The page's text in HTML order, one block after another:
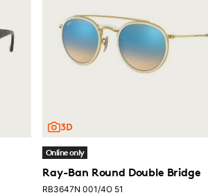
Online only
Ray-Ban Round Double Bridge
RB3647N 001/4O 51